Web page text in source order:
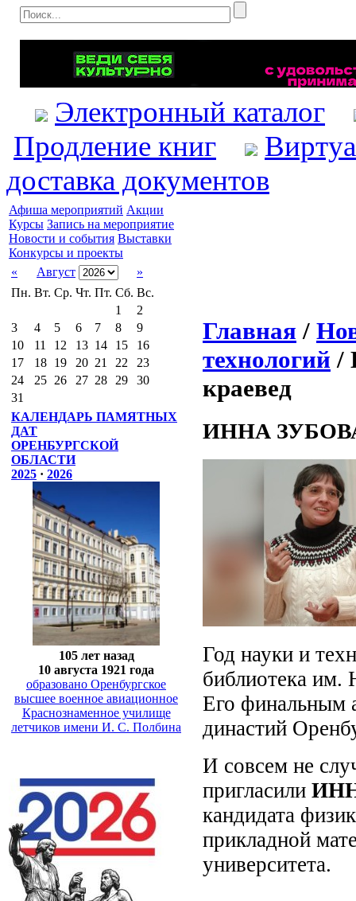
Электронный каталог
Продление книг
доставка документов
Афиша мероприятий Акции
Курсы Запись на мероприятие
Новости и события Выставки
Конкурсы и проекты
«
Август
»
Пн. Вт. Ср. Чт. Пт. Сб. Вс.
1
2
3
4 5 6 7 8
9
10
11 12 13 14 15
16
17
18 19 20 21 22
23
24
25 26 27 28 29
30
31
КАЛЕНДАРЬ ПАМЯТНЫХ
ДАТ
ОРЕНБУРГСКОЙ
ОБЛАСТИ
2025 · 2026
105 лет назад
10 августа 1921 года
образовано Оренбургское
высшее военное авиационное
Краснознаменное училище
летчиков имени И. С. Полбина
Главная /
технологий /
краевед
ИННА ЗУБОВА:
Год науки и
библиотека им.
Его финальным
династий
И совсем не
пригласили
кандидата
прикладной
университета.